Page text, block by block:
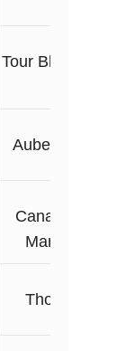
Tour Blanche V
Aubervilliers
Canal Saint
Martin III
Thorigny